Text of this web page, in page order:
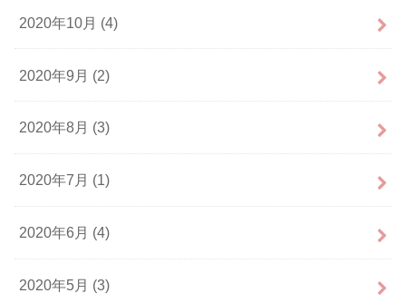
2020年10月 (4)
2020年9月 (2)
2020年8月 (3)
2020年7月 (1)
2020年6月 (4)
2020年5月 (3)